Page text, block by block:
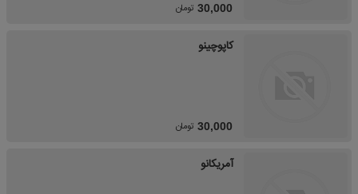
30,000 تومان
کاپوچینو
30,000 تومان
آمریکانو